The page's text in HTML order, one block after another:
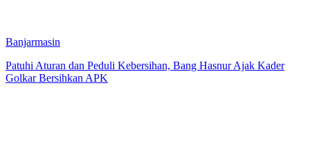
Banjarmasin
Patuhi Aturan dan Peduli Kebersihan, Bang Hasnur Ajak Kader
Golkar Bersihkan APK